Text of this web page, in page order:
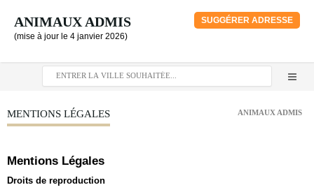
ANIMAUX ADMIS
(mise à jour le 4 janvier 2026)
SUGGÉRER ADRESSE
MENTIONS LÉGALES ANIMAUX ADMIS
Mentions Légales
Droits de reproduction